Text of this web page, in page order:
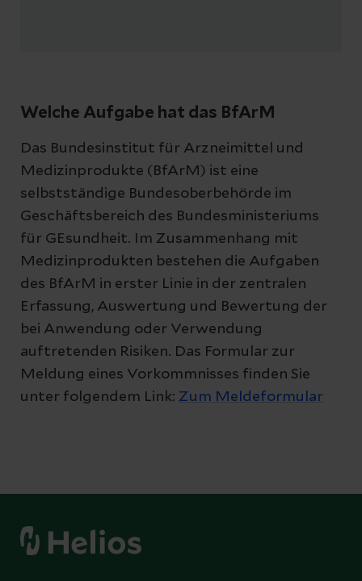
Welche Aufgabe hat das BfArM
Das Bundesinstitut für Arzneimittel und
Medizinprodukte (BfArM) ist eine
selbstständige Bundesoberbehörde im
Geschäftsbereich des Bundesministeriums
für GEsundheit. Im Zusammenhang mit
Medizinprodukten bestehen die Aufgaben
des BfArM in erster Linie in der zentralen
Erfassung, Auswertung und Bewertung der
bei Anwendung oder Verwendung
auftretenden Risiken. Das Formular zur
Meldung eines Vorkommnisses finden Sie
unter folgendem Link: Zum Meldeformular